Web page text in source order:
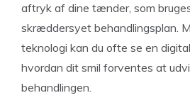
aftryk af dine tænder, som
skræddersyet behandlingsplan.
teknologi kan du ofte se en
hvordan dit smil forventes at
behandlingen.